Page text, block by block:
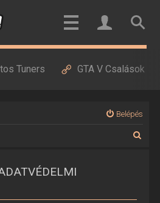
Tuners GTA V Csalások
Belépés